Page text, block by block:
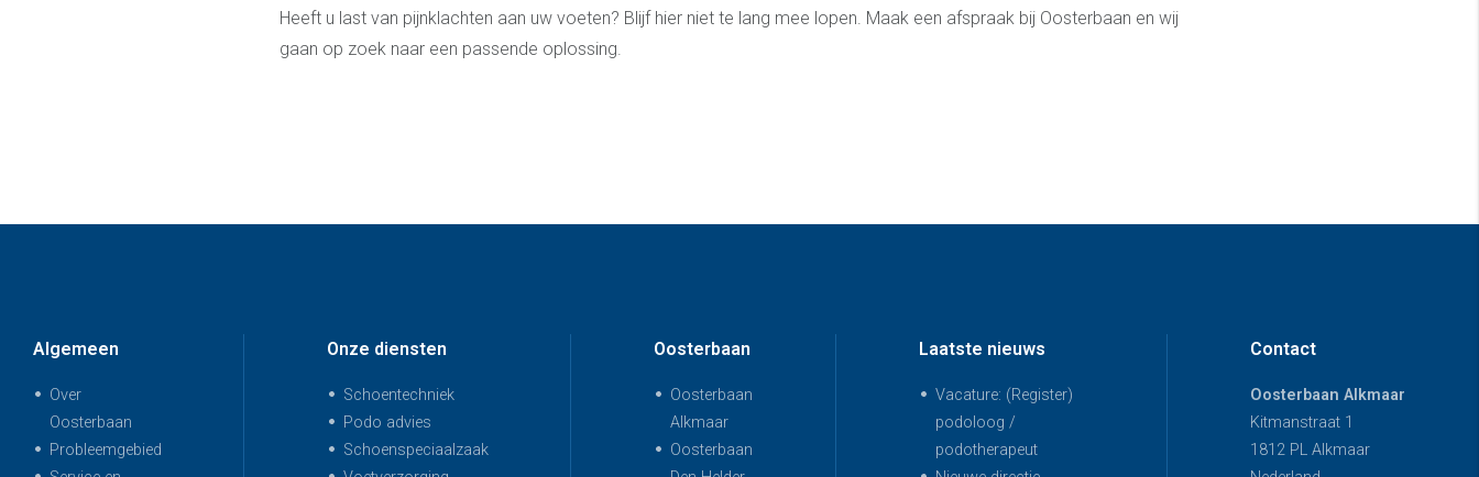
Heeft u last van pijnklachten aan uw voeten? Blijf hier niet te lang mee lopen. Maak een afspraak bij Oosterbaan en wij
gaan op zoek naar een passende oplossing.
Algemeen
Over
Oosterbaan
Probleemgebied
Onze diensten
Schoentechniek
Podo advies
Schoenspeciaalzaak
Oosterbaan
Oosterbaan
Alkmaar
Oosterbaan
Laatste nieuws
Vacature: (Register)
podoloog /
podotherapeut
Contact
Oosterbaan Alkmaar
Kitmanstraat 1
1812 PL Alkmaar